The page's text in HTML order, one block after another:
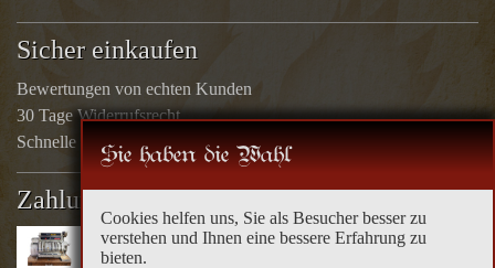
Sicher einkaufen
Bewertungen von echten Kunden
30 Tage Widerrufsrecht
Schnelle Rücküberweisungen
Zahlungsarten
Sie haben die Wahl
Cookies helfen uns, Sie als Besucher besser zu
verstehen und Ihnen eine bessere Erfahrung zu
bieten.